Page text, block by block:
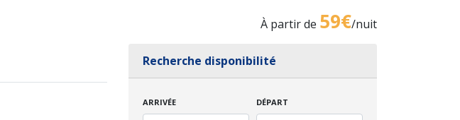
À partir de 59€/nuit
Recherche disponibilité
ARRIVÉE DÉPART